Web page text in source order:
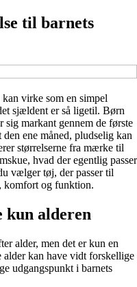
til barnets
virke som en simpel
sjældent er så ligetil. Børn
markant gennem de første
ene måned, pludselig kan
størrelserne fra mærke til
hvad der egentlig passer
vælger tøj, der passer til
komfort og funktion.
kun alderen
alder, men det er kun en
alder kan have vidt forskellige
udgangspunkt i barnets